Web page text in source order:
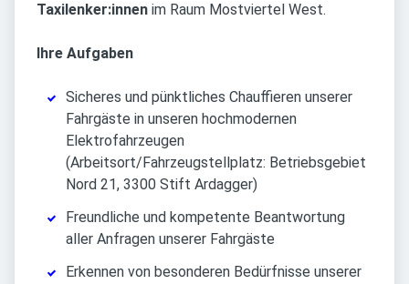
Taxilenker:innen im Raum Mostviertel West.
Ihre Aufgaben
Sicheres und pünktliches Chauffieren unserer
Fahrgäste in unseren hochmodernen
Elektrofahrzeugen
(Arbeitsort/Fahrzeugstellplatz: Betriebsgebiet
Nord 21, 3300 Stift Ardagger)
Freundliche und kompetente Beantwortung
aller Anfragen unserer Fahrgäste
Erkennen von besonderen Bedürfnisse unserer